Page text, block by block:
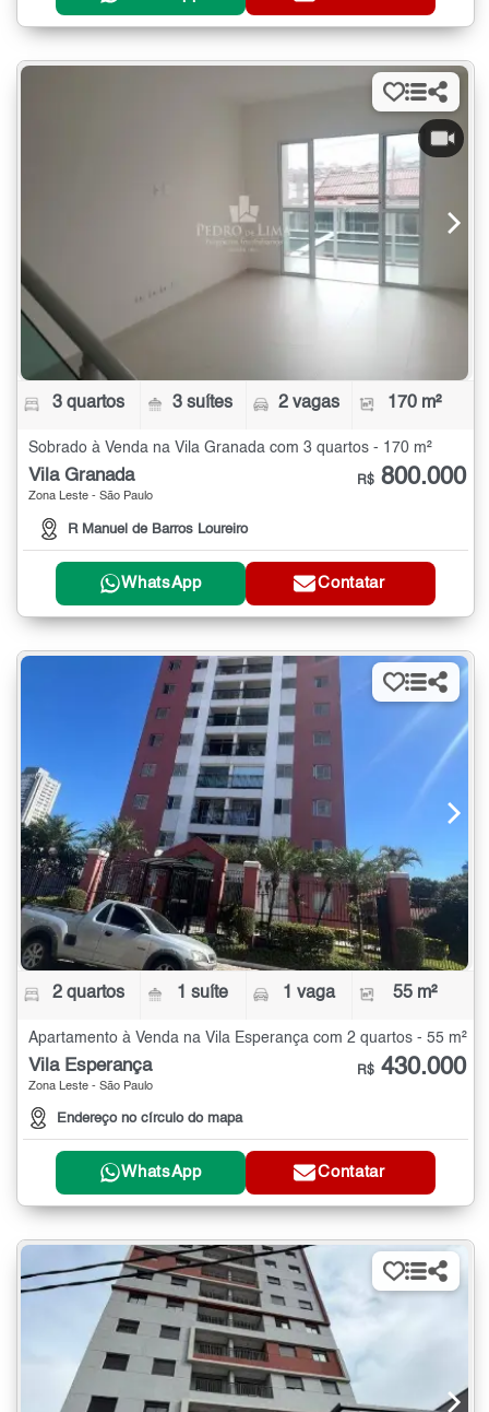
3 quartos 3 suítes 2 vagas 170 m²
Sobrado à Venda na Vila Granada com 3 quartos - 170 m²
Vila Granada
Zona Leste - São Paulo
R Manuel de Barros Loureiro
R$ 800.000
WhatsApp Contatar
2 quartos 1 suíte 1 vaga 55 m²
Apartamento à Venda na Vila Esperança com 2 quartos - 55 m²
Vila Esperança
Zona Leste - São Paulo
Endereço no círculo do mapa
R$ 430.000
WhatsApp Contatar